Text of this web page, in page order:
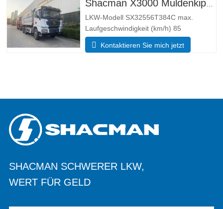
LKW-Modell SX32556T384C max.
Laufgeschwindigkeit (km/h) 85
Fahrsystem 6×4 Maße (L*B*H)(mm)
Gesamt 8385*2490*3450 Dump-Körper
Kontaktieren Sie mich jetzt
SHACMAN SCHWERER LKW,
WERT FÜR GELD